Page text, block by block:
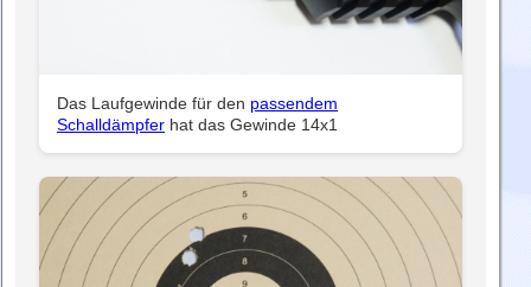
Das Laufgewinde für den passendem
Schalldämpfer hat das Gewinde 14x1